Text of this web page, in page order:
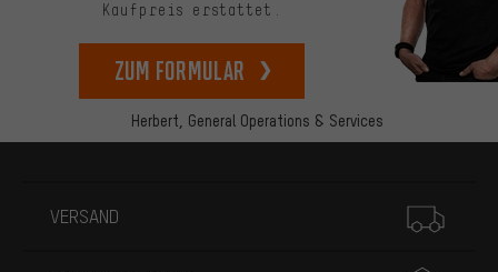
Herbert, General Operations & Services
Kaufpreis erstattet.
zum Formular
VERSAND